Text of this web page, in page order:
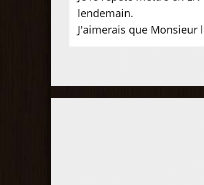
lendemain.
J'aimerais que